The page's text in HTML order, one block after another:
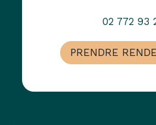
02 772 93
PRENDRE